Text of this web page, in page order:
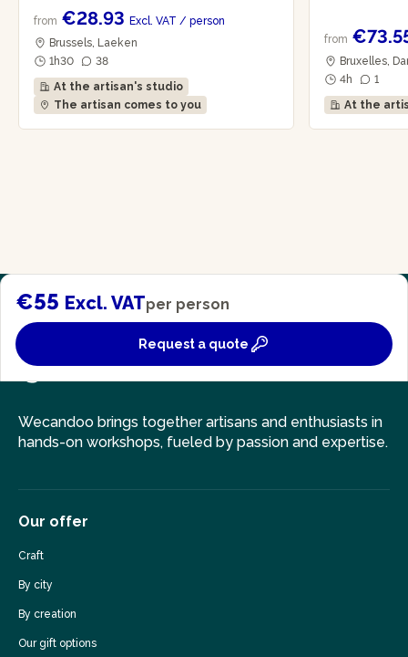
from €28.93 Excl. VAT / person
Brussels, Laeken
1h30
38
At the artisan's studio
The artisan comes to you
from
Bruxelles,
4h
1
At the
€55 Excl. VATper person
Request a quote
Wecandoo brings together artisans and enthusiasts in
hands-on workshops, fueled by passion and expertise.
Our offer
Craft
By city
By creation
Our gift options